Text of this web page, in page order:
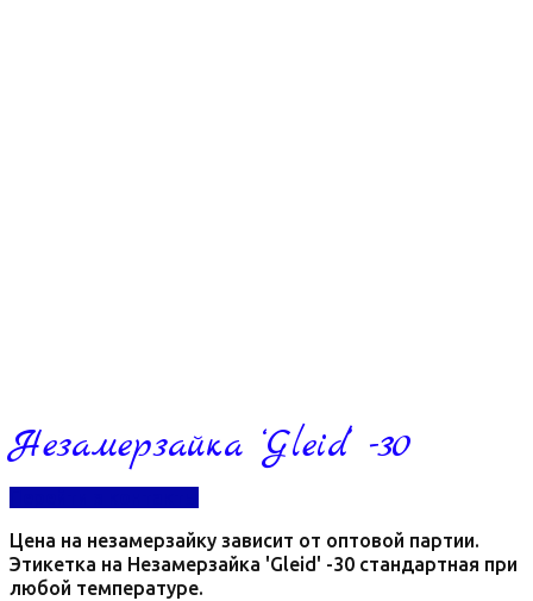
Незамерзайка ‘Gleid’ -30
Цена на незамерзайку зависит от оптовой партии.
Этикетка на Незамерзайка 'Gleid' -30 стандартная при
любой температуре.